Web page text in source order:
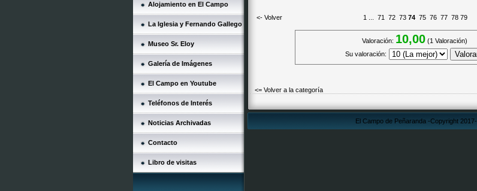
Alojamiento en El Campo
La Iglesia y Fernando Gallego
Museo Sr. Eloy
Galería de Imágenes
El Campo en Youtube
Teléfonos de Interés
Noticias Archivadas
Contacto
Libro de visitas
<- Volver 1 71 72 73 74 75 76 77 78 79
Valoración: 10,00(1 Valoración)
Su valoración:
<= Volver a la categoría
El Campo de Peñaranda -Copyright 2017-